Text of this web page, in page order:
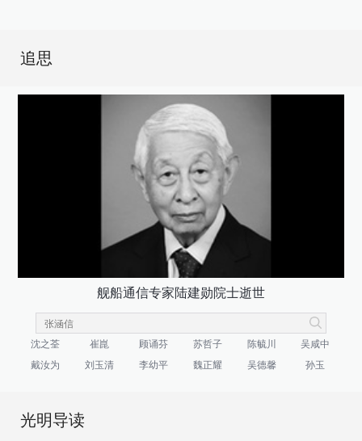
追思
舰船通信专家陆建勋院士逝世
沈之荃 崔崑 顾诵芬 苏哲子 陈毓川
吴咸中
戴汝为
刘玉清 李幼平 魏正耀 吴德馨 孙玉
光明导读